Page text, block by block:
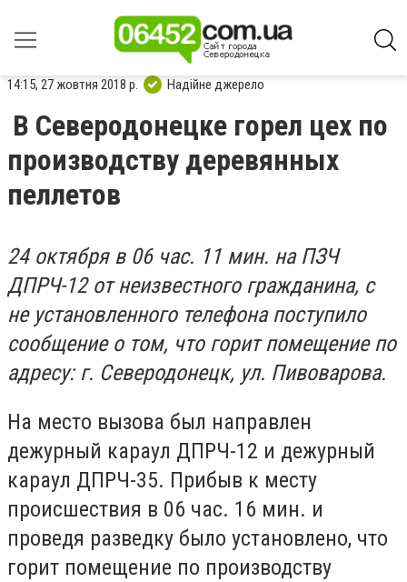
14:15, 27 жовтня 2018 р. Надійне джерело
В Северодонецке горел цех по
производству деревянных
пеллетов
24 октября в 06 час. 11 мин. на ПЗЧ
ДПРЧ-12 от неизвестного гражданина, с
не установленного телефона поступило
сообщение о том, что горит помещение по
адресу: г. Северодонецк, ул. Пивоварова.
На место вызова был направлен
дежурный караул ДПРЧ-12 и дежурный
караул ДПРЧ-35. Прибыв к месту
происшествия в 06 час. 16 мин. и
проведя разведку было установлено, что
горит помещение по производству